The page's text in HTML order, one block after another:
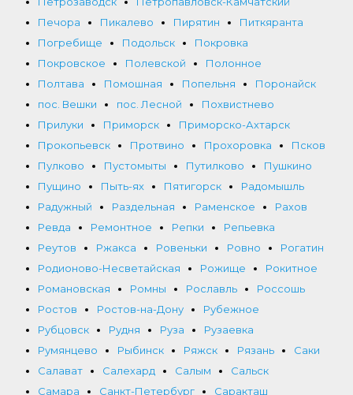
Печора
Пикалево Пирятин
Питкяранта
Погребище
Подольск
Покровка
Покровское
Полевской
Полонное
Полтава
Помошная Попельня
Поронайск
пос. Вешки
пос. Лесной
Похвистнево
Прилуки
Приморск
Приморско-Ахтарск
Прокопьевск
Протвино Прохоровка
Псков
Пулково
Пустомыты Путилково
Пушкино
Пущино
Пыть-ях Пятигорск
Радомышль
Радужный
Раздельная Раменское
Рахов
Ревда
Ремонтное Репки
Репьевка
Реутов
Ржакса Ровеньки Ровно
Рогатин
Родионово-Несветайская
Рожище
Рокитное
Романовская
Ромны Рославль
Россошь
Ростов
Ростов-на-Дону
Рубежное
Рубцовск
Рудня Руза
Рузаевка
Румянцево
Рыбинск Ряжск Рязань
Саки
Салават
Салехард Салым
Сальск
Самара
Санкт-Петербург
Саракташ